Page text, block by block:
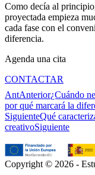
Como decía al
proyectada empieza
cada fase con el
diferencia.
Agenda una cita
CONTACTAR
AntAnterior¿Cuándo
por qué marcará la
SiguienteQué
creativoSiguiente
Copyright © 2026 -